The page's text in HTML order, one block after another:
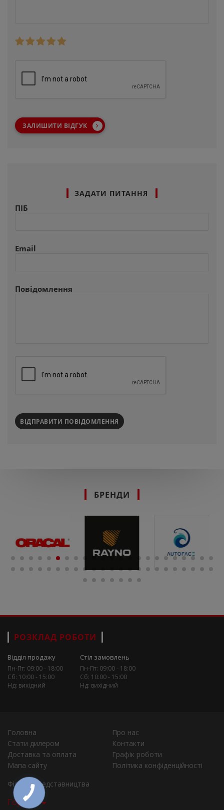
ЗАЛИШИТИ ВІДГУК
ЗАДАТИ ПИТАННЯ
ПІБ
Email
Повідомлення
ВІДПРАВИТИ ПОВІДОМЛЕННЯ
БРЕНДИ
РОЗКЛАД РОБОТИ
Відділ продажу
Пн-Пт: 09:00 - 18:00
Сб: 10:00 - 15:00
Нд: вихідний
Стіл замовлень
Пн-Пт: 09:00 - 18:00
Сб: 10:00 - 15:00
Нд: вихідний
Головна
Про нас
Стати дилером
Контакти
Доставка та оплата
Графік роботи
Мапа сайту
Політика конфіденційності
Філії та представництва
Города